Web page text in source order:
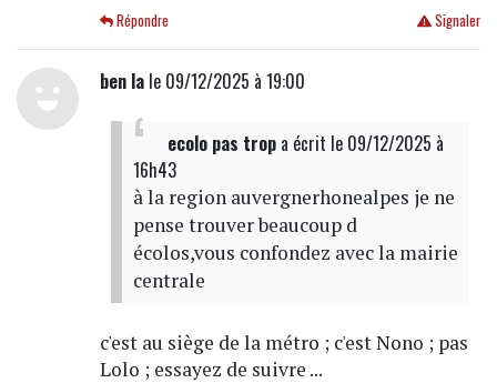
Signaler
Répondre
ben lale 09/12/2025 à 19:00
ecolo pas tropa écrit le 09/12/2025 à
16h43
à la region auvergnerhonealpes je ne
pense trouver beaucoup d
écolos,vous confondez avec la mairie
centrale
c'est au siège de la métro ; c'est Nono ; pas
Lolo ; essayez de suivre ...